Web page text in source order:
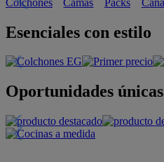
Esenciales con estilo
Oportunidades únicas